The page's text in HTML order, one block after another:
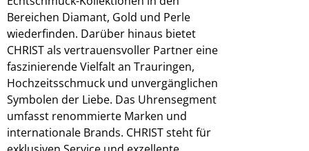
Bereichen Diamant, Gold und Perle
wiederfinden. Darüber hinaus bietet
CHRIST als vertrauensvoller Partner eine
faszinierende Vielfalt an Trauringen,
Hochzeitsschmuck und unvergänglichen
Symbolen der Liebe. Das Uhrensegment
umfasst renommierte Marken und
internationale Brands. CHRIST steht für